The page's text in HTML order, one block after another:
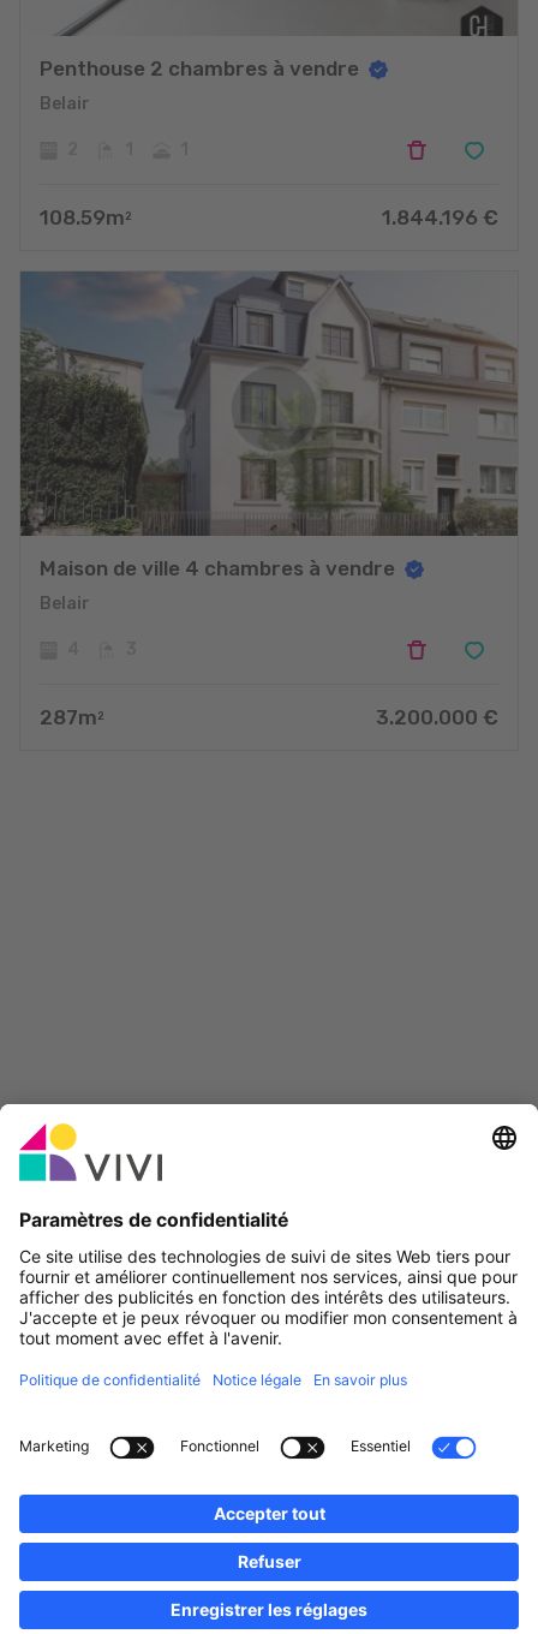
Penthouse 2 chambres à vendre
Belair
108.59m 2 1.844.196 €
Maison de ville 4 chambres à vendre
Belair
287m 2 3.200.000 €